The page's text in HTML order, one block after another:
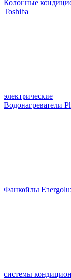
Колонные
Toshiba
электрические
Водонагреватели
Фанкойлы
системы